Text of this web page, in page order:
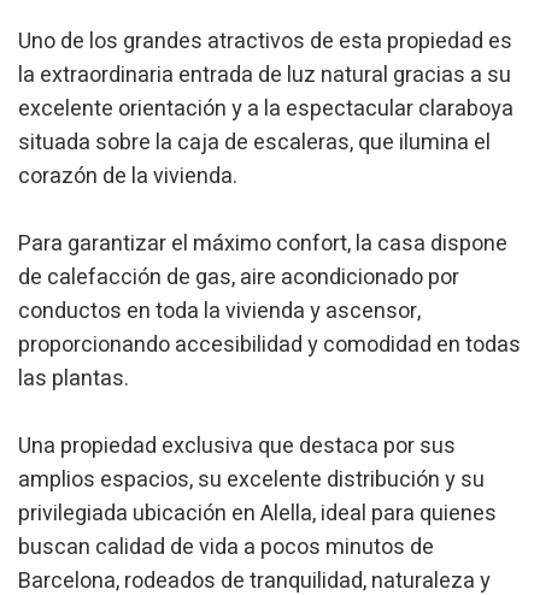
Uno de los grandes atractivos de esta propiedad es
la extraordinaria entrada de luz natural gracias a su
excelente orientación y a la espectacular claraboya
situada sobre la caja de escaleras, que ilumina el
corazón de la vivienda.
Para garantizar el máximo confort, la casa dispone
de calefacción de gas, aire acondicionado por
conductos en toda la vivienda y ascensor,
proporcionando accesibilidad y comodidad en todas
las plantas.
Una propiedad exclusiva que destaca por sus
amplios espacios, su excelente distribución y su
privilegiada ubicación en Alella, ideal para quienes
buscan calidad de vida a pocos minutos de
Barcelona, rodeados de tranquilidad, naturaleza y
Analítiques i personalització
Permeten fer el seguiment i l'anàlisi del comportament
dels usuaris d'aquest lloc web. La informació recollida
mitjançant aquest tipus de cookies s'utilitza en el
mesurament de l'activitat del web per a l'elaboració de
perfils de navegació dels usuaris per introduir millores en
funció de l'anàlisi de les dades d'ús que fan els usuaris del
una millor experiència a través de productes recomanats.
Marketing i publicitat
Aquestes cookies són utilitzades per emmagatzemar
informació sobre les preferències i les eleccions personals
de l'usuari a través de l'observació continuada dels seus
relacionada amb el perfil de navegació de l'usuari.